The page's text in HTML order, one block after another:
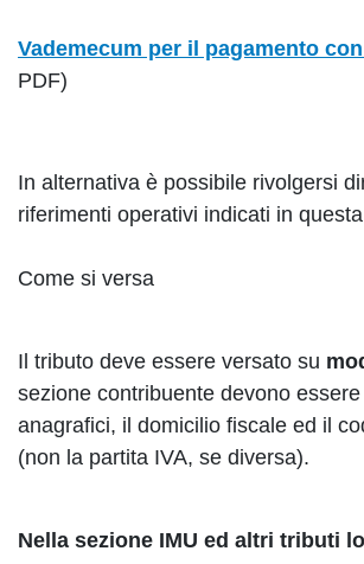
Vademecum per il pagamento
PDF)
In alternativa è possibile rivolgersi
riferimenti operativi indicati in
Come si versa
Il tributo deve essere versato su
sezione contribuente devono
anagrafici, il domicilio fiscale ed il
(non la partita IVA, se diversa).
Nella sezione IMU ed altri tributi